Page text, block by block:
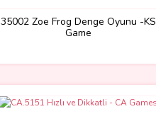
35002 Zoe Frog Denge Oyunu -KS
Game